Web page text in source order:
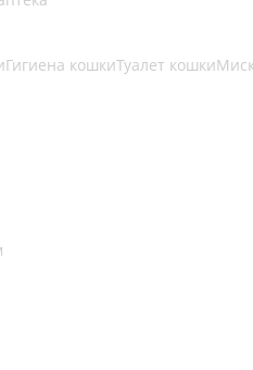
Гигиена кошкиТуалет кошки